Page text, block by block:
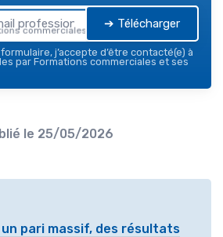
commerciales — 2026➔ Télécharger
j’accepte d’être contacté(e) à
par Formations commerciales et ses
le 25/05/2026
un pari massif, des résultats